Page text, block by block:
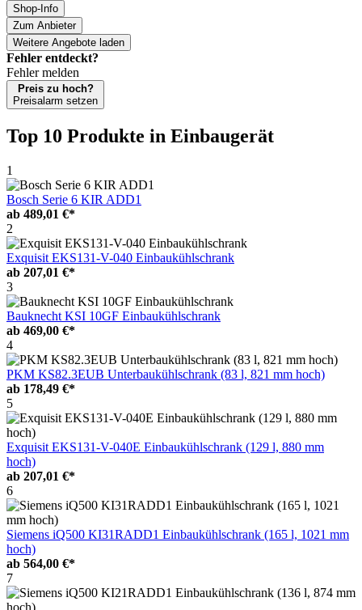
Shop-Info
Zum Anbieter
Weitere Angebote laden
Fehler entdeckt?
Fehler melden
Preis zu hoch?
Preisalarm setzen
Top 10 Produkte in Einbaugerät
1
Bosch Serie 6 KIR ADD1
ab 489,01 €*
2
Exquisit EKS131-V-040 Einbaukühlschrank
ab 207,01 €*
3
Bauknecht KSI 10GF Einbaukühlschrank
ab 469,00 €*
4
PKM KS82.3EUB Unterbaukühlschrank (83 l, 821 mm hoch)
ab 178,49 €*
5
Exquisit EKS131-V-040E Einbaukühlschrank (129 l, 880 mm
hoch)
ab 207,01 €*
6
Siemens iQ500 KI31RADD1 Einbaukühlschrank (165 l, 1021 mm
hoch)
ab 564,00 €*
7